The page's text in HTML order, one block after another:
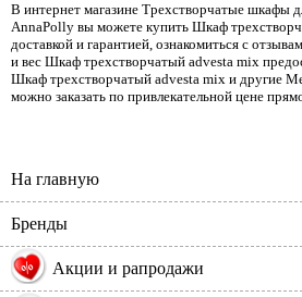
В интернет магазине Трехстворчатые шкафы
AnnaPolly вы можете купить Шкаф
доставкой и гарантией, ознакомиться с
и вес Шкаф трехстворчатый advesta mix
Шкаф трехстворчатый advesta mix и другие
можно заказать по привлекательной цене
На главную
Бренды
% Акции и рапродажи